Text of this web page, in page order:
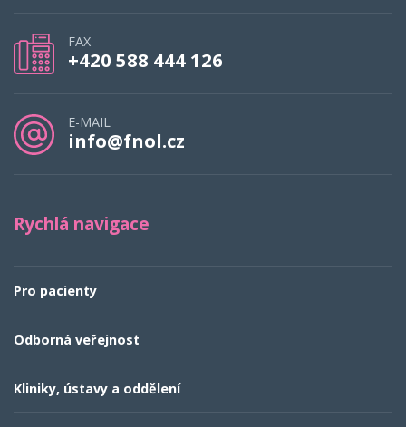
FAX
+420 588 444 126
E-MAIL
info@fnol.cz
Rychlá navigace
Pro pacienty
Odborná veřejnost
Kliniky, ústavy a oddělení